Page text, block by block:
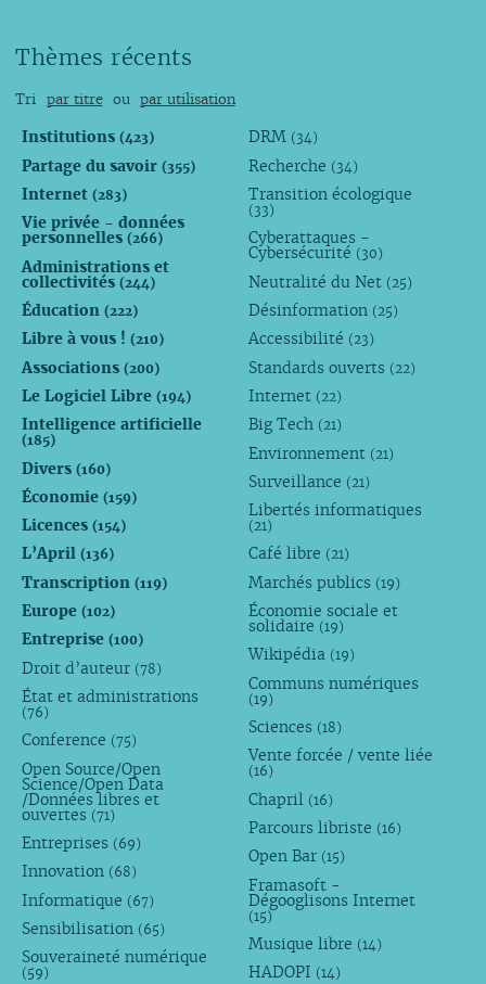
Thèmes récents
Tri par titre ou par utilisation
Institutions (423)
Partage du savoir (355)
Internet (283)
Vie privée - données
personnelles (266)
Administrations et
collectivités (244)
Éducation (222)
Libre à vous ! (210)
Associations (200)
Le Logiciel Libre (194)
Intelligence artificielle
(185)
Divers (160)
Économie (159)
Licences (154)
L’April (136)
Transcription (119)
Europe (102)
Entreprise (100)
Droit d’auteur (78)
État et administrations
(76)
Conference (75)
Open Source/Open
Science/Open Data
/Données libres et
ouvertes (71)
Entreprises (69)
Innovation (68)
Informatique (67)
Sensibilisation (65)
Souveraineté numérique
(59)
DRM (34)
Recherche (34)
Transition écologique
(33)
Cyberattaques -
Cybersécurité (30)
Neutralité du Net (25)
Désinformation (25)
Accessibilité (23)
Standards ouverts (22)
Internet (22)
Big Tech (21)
Environnement (21)
Surveillance (21)
Libertés informatiques
(21)
Café libre (21)
Marchés publics (19)
Économie sociale et
solidaire (19)
Wikipédia (19)
Communs numériques
(19)
Sciences (18)
Vente forcée / vente liée
(16)
Chapril (16)
Parcours libriste (16)
Open Bar (15)
Framasoft -
Dégooglisons Internet
(15)
Musique libre (14)
HADOPI (14)